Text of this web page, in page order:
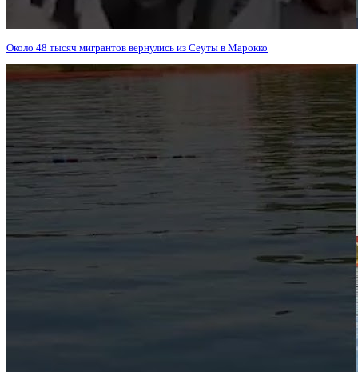
Около 48 тысяч мигрантов вернулись из Сеуты в Марокко